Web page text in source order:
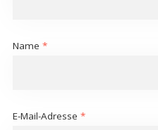
Name *
E-Mail-Adresse *